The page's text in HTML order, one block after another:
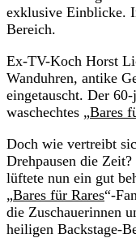
exklusive Einblicke.
Bereich.
Ex-TV-Koch Horst
Wanduhren, antike
eingetauscht. Der
waschechtes „Bares
Doch wie vertreibt
Drehpausen die
lüftete nun ein gut
„Bares für Rares“-
die Zuschauerinnen
heiligen Backstage-